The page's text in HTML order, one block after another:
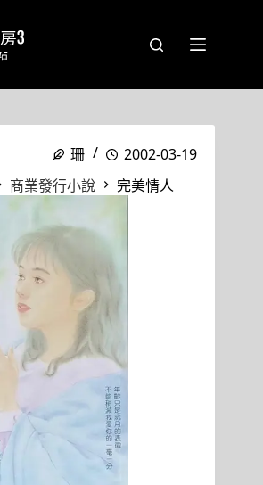
珊
2002-03-19
商業發行小說 完美情人